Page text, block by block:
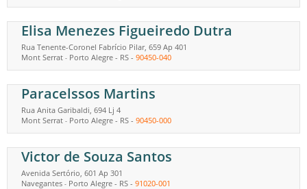
Elisa Menezes Figueiredo Dutra
Rua Tenente-Coronel Fabrício Pilar, 659 Ap 401
Mont Serrat - Porto Alegre - RS - 90450-040
Paracelssos Martins
Rua Anita Garibaldi, 694 Lj 4
Mont Serrat - Porto Alegre - RS - 90450-000
Victor de Souza Santos
Avenida Sertório, 601 Ap 301
Navegantes - Porto Alegre - RS - 91020-001